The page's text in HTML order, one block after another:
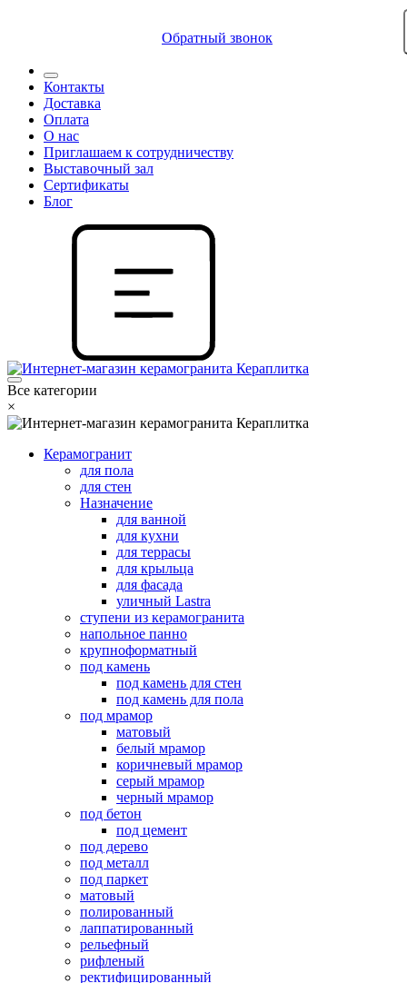
Обратный звонок
Контакты
Доставка
Оплата
О нас
Приглашаем к сотрудничеству
Выставочный зал
Сертификаты
Блог
Все категории
×
Керамогранит
для пола
для стен
Назначение
для ванной
для кухни
для террасы
для крыльца
для фасада
уличный Lastra
ступени из керамогранита
напольное панно
крупноформатный
под камень
под камень для стен
под камень для пола
под мрамор
матовый
белый мрамор
коричневый мрамор
серый мрамор
черный мрамор
под бетон
под цемент
под дерево
под металл
под паркет
матовый
полированный
лаппатированный
рельефный
рифленый
ректифицированный